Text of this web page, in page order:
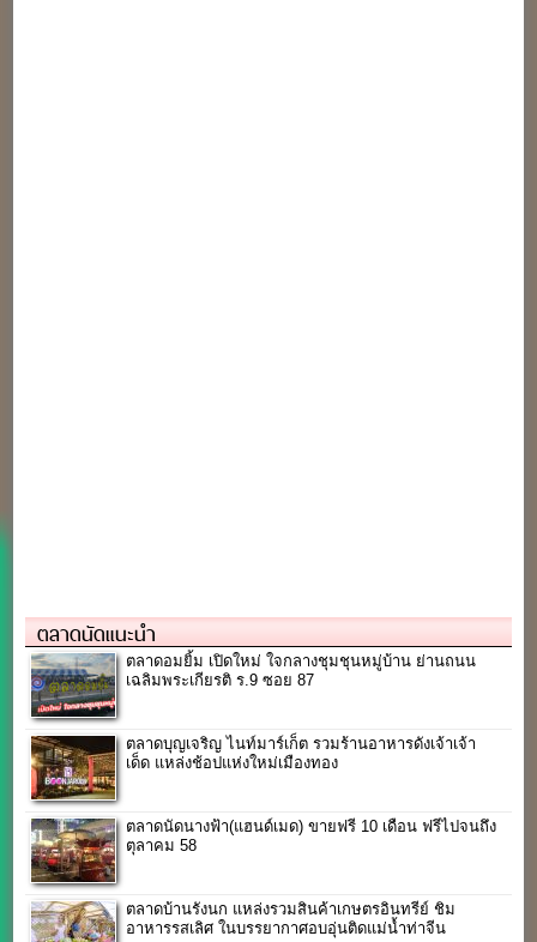
ตลาดนัดแนะนำ
ตลาดอมยิ้ม เปิดใหม่ ใจกลางชุมชุนหมู่บ้าน ย่านถนน
เฉลิมพระเกียรติ ร.9 ซอย 87
ตลาดบุญเจริญ ไนท์มาร์เก็ต รวมร้านอาหารดังเจ้าเจ้า
เด็ด แหล่งช้อปแห่งใหม่เมืองทอง
ตลาดนัดนางฟ้า(แฮนด์เมด) ขายฟรี 10 เดือน ฟรีไปจนถึง
ตุลาคม 58
ตลาดบ้านรังนก แหล่งรวมสินค้าเกษตรอินทรีย์ ชิม
อาหารรสเลิศ ในบรรยากาศอบอุ่นติดแม่น้ำท่าจีน